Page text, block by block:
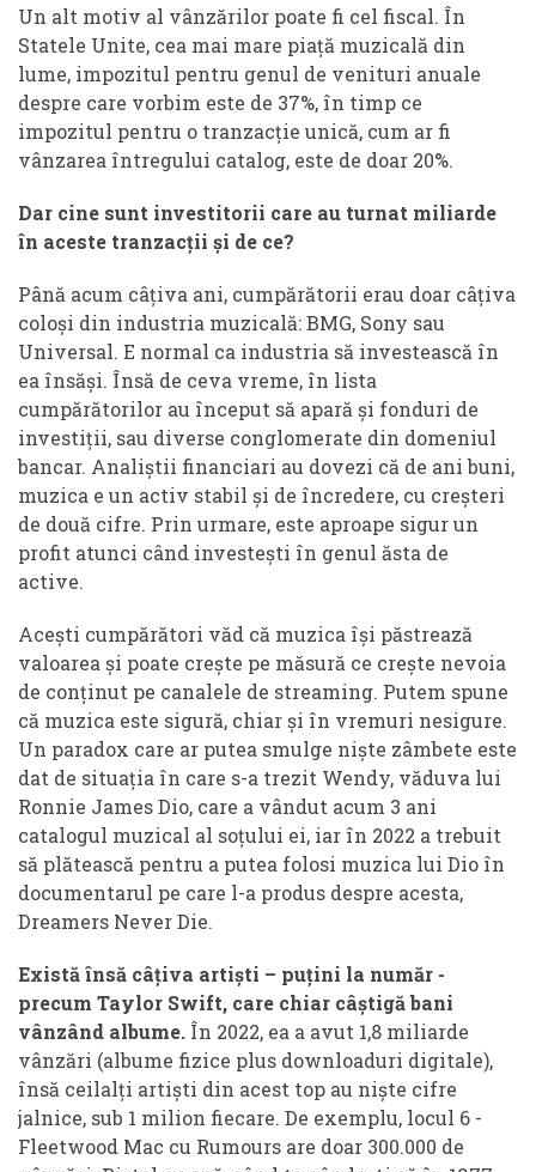
Un alt motiv al vânzărilor poate fi cel fiscal. În
Statele Unite, cea mai mare piață muzicală din
lume, impozitul pentru genul de venituri anuale
despre care vorbim este de 37%, în timp ce
impozitul pentru o tranzacție unică, cum ar fi
vânzarea întregului catalog, este de doar 20%.
Dar cine sunt investitorii care au turnat miliarde
în aceste tranzacții și de ce?
Până acum câțiva ani, cumpărătorii erau doar câțiva
coloși din industria muzicală: BMG, Sony sau
Universal. E normal ca industria să investească în
ea însăși. Însă de ceva vreme, în lista
cumpărătorilor au început să apară și fonduri de
investiții, sau diverse conglomerate din domeniul
bancar. Analiștii financiari au dovezi că de ani buni,
muzica e un activ stabil și de încredere, cu creșteri
de două cifre. Prin urmare, este aproape sigur un
profit atunci când investești în genul ăsta de
active.
Acești cumpărători văd că muzica își păstrează
valoarea și poate crește pe măsură ce crește nevoia
de conținut pe canalele de streaming. Putem spune
că muzica este sigură, chiar și în vremuri nesigure.
Un paradox care ar putea smulge niște zâmbete este
dat de situația în care s-a trezit Wendy, văduva lui
Ronnie James Dio, care a vândut acum 3 ani
catalogul muzical al soțului ei, iar în 2022 a trebuit
să plătească pentru a putea folosi muzica lui Dio în
documentarul pe care l-a produs despre acesta,
Dreamers Never Die.
Există însă câțiva artiști – puțini la număr -
precum Taylor Swift, care chiar câștigă bani
vânzând albume. În 2022, ea a avut 1,8 miliarde
vânzări (albume fizice plus downloaduri digitale),
însă ceilalți artiști din acest top au niște cifre
jalnice, sub 1 milion fiecare. De exemplu, locul 6 -
Fleetwood Mac cu Rumours are doar 300.000 de